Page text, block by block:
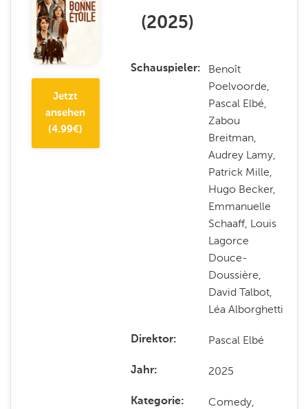
Jetzt
ansehen
(4.99€)
(2025)
Schauspieler
Benoît
Poelvoorde,
Pascal Elbé,
Zabou
Breitman,
Audrey Lamy,
Patrick Mille,
Hugo Becker,
Emmanuelle
Schaaff, Louis
Lagorce
Douce-
Doussière,
David Talbot,
Léa Alborghetti
Direktor Pascal Elbé
Jahr 2025
Kategorie
Comedy,